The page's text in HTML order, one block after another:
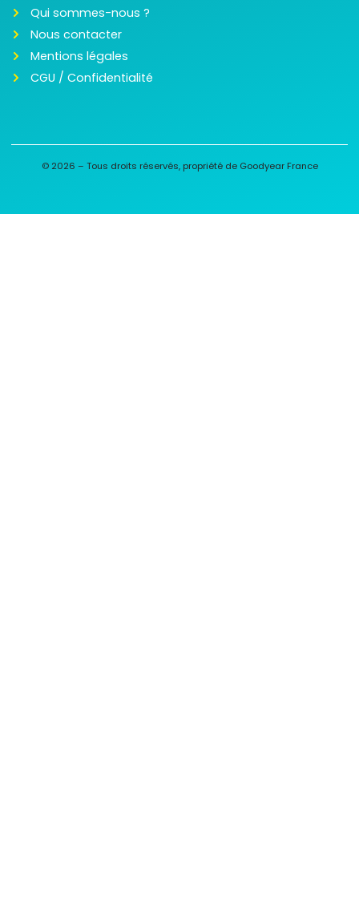
Qui sommes-nous ?
Nous contacter
Mentions légales
CGU / Confidentialité
© 2026 – Tous droits réservés, propriété de Goodyear France